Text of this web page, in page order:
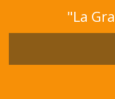
"La